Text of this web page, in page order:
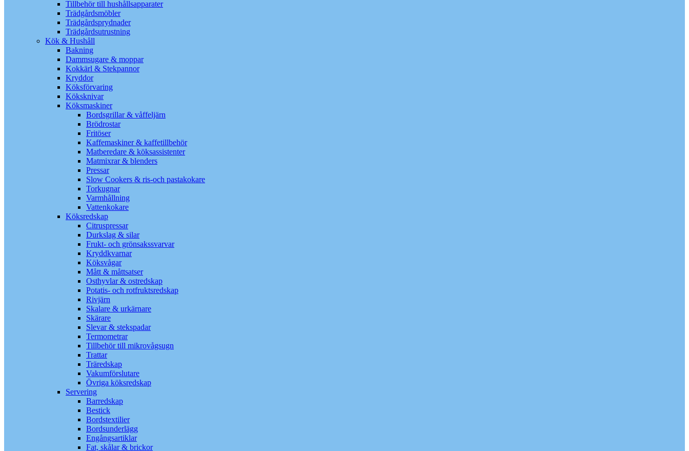
Tillbehör till hushållsapparater
Trädgårdsmöbler
Trädgårdsprydnader
Trädgårdsutrustning
Kök & Hushåll
Bakning
Dammsugare & moppar
Kokkärl & Stekpannor
Kryddor
Köksförvaring
Köksknivar
Köksmaskiner
Bordsgrillar & våffeljärn
Brödrostar
Fritöser
Kaffemaskiner & kaffetillbehör
Matberedare & köksassistenter
Matmixrar & blenders
Pressar
Slow Cookers & ris-och pastakokare
Torkugnar
Varmhållning
Vattenkokare
Köksredskap
Citruspressar
Durkslag & silar
Frukt- och grönsakssvarvar
Kryddkvarnar
Köksvågar
Mått & måttsatser
Osthyvlar & ostredskap
Potatis- och rotfruktsredskap
Rivjärn
Skalare & urkärnare
Skärare
Slevar & stekspadar
Termometrar
Tillbehör till mikrovågsugn
Trattar
Träredskap
Vakumförslutare
Övriga köksredskap
Servering
Barredskap
Bestick
Bordstextilier
Bordsunderlägg
Engångsartiklar
Fat, skålar & brickor